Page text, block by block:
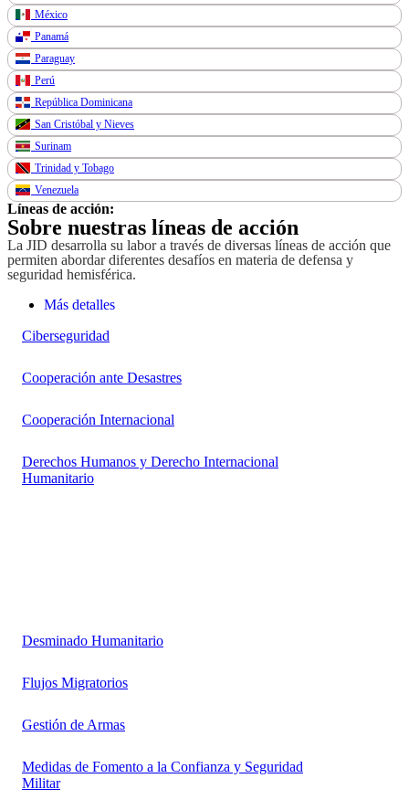
México
Panamá
Paraguay
Perú
República Dominicana
San Cristóbal y Nieves
Surinam
Trinidad y Tobago
Venezuela
Líneas de acción:
Sobre nuestras líneas de acción
La JID desarrolla su labor a través de diversas líneas de acción que
permiten abordar diferentes desafíos en materia de defensa y
seguridad hemisférica.
Más detalles
Ciberseguridad
Cooperación ante Desastres
Cooperación Internacional
Derechos Humanos y Derecho Internacional
Humanitario
Desminado Humanitario
Flujos Migratorios
Gestión de Armas
Medidas de Fomento a la Confianza y Seguridad
Militar